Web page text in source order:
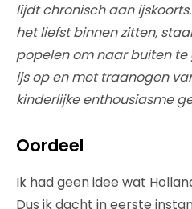
lijdt chronisch aan
het liefst binnen zitten,
popelen om naar buiten te
ijs op en met traanogen
kinderlijke enthousiasme
Oordeel
Ik had geen idee wat
Dus ik dacht in eerste